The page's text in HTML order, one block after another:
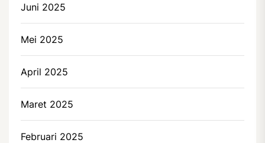
Juni 2025
Mei 2025
April 2025
Maret 2025
Februari 2025